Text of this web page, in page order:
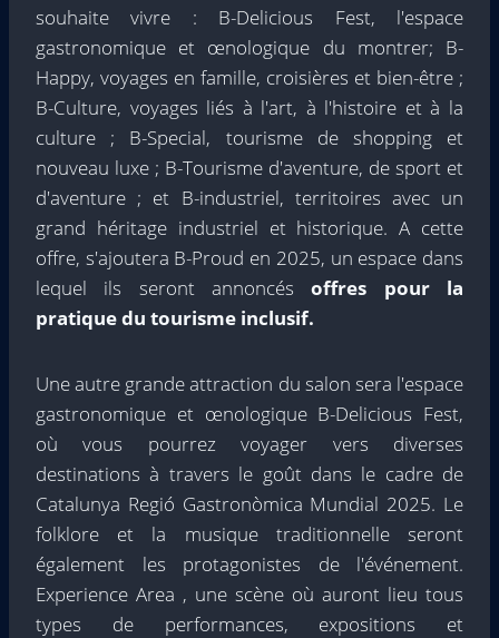
souhaite vivre : B-Delicious Fest, l'espace
gastronomique et œnologique du montrer; B-
Happy, voyages en famille, croisières et bien-être ;
B-Culture, voyages liés à l'art, à l'histoire et à la
culture ; B-Special, tourisme de shopping et
nouveau luxe ; B-Tourisme d'aventure, de sport et
d'aventure ; et B-industriel, territoires avec un
grand héritage industriel et historique. A cette
offre, s'ajoutera B-Proud en 2025, un espace dans
lequel ils seront annoncésoffres pour la
pratique du tourisme inclusif.
Une autre grande attraction du salon sera l'espace
gastronomique et œnologique B-Delicious Fest,
où vous pourrez voyager vers diverses
destinations à travers le goût dans le cadre de
Catalunya Regió Gastronòmica Mundial 2025. Le
folklore et la musique traditionnelle seront
également les protagonistes de l'événement.
Experience Area , une scène où auront lieu tous
types de performances, expositions et